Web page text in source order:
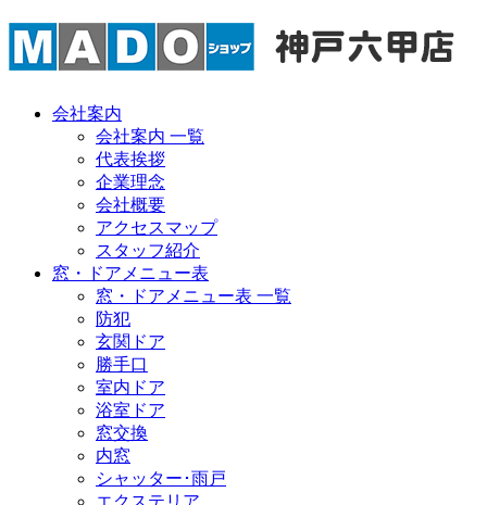
会社案内
会社案内 一覧
代表挨拶
企業理念
会社概要
アクセスマップ
スタッフ紹介
窓・ドアメニュー表
窓・ドアメニュー表 一覧
防犯
玄関ドア
勝手口
室内ドア
浴室ドア
窓交換
内窓
シャッター･雨戸
エクステリア